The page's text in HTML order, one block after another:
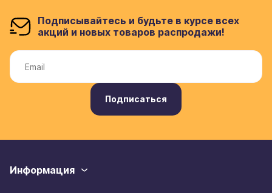
Подписывайтесь и будьте в курсе всех
акций и новых товаров распродажи!
Подписаться
Информация